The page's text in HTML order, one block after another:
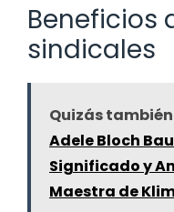
Beneficios
sindicales
Quizás
Adele Bloch
Significado y
Maestra de